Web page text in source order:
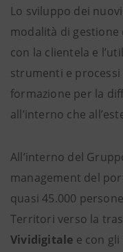
Lo sviluppo dei
modalità di gestione
con la clientela e
strumenti e
formazione per la
all’interno che
All’interno del
management del
quasi 45.000
Territori verso la
Vividigitale e con